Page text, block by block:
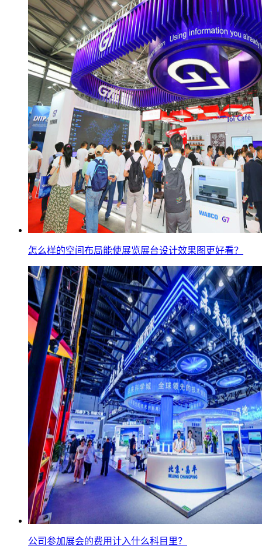
怎么样的空间布局能使展览展台设计效果图更好看？
公司参加展会的费用计入什么科目里？